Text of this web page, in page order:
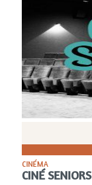
CINÉMA
CINÉ SENIORS